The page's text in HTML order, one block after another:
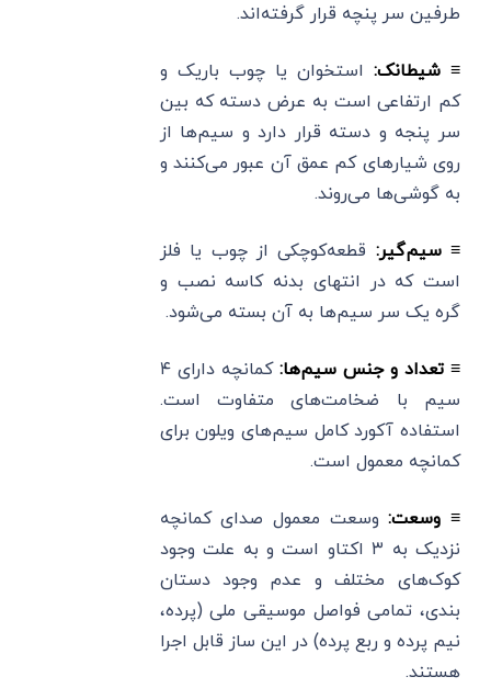
طرفین سر پنچه قرار گرفته‌اند.
≡ شیطانک: استخوان یا چوب باریک و
کم ارتفاعی است به عرض دسته که بین
سر پنجه و دسته قرار دارد و سیم‌ها از
روی شیارهای کم عمق آن عبور می‌کنند و
به گوشی‌ها می‌روند.
≡ سیم‌گیر: قطعه‌کوچکی از چوب یا فلز
است که در انتهای بدنه کاسه نصب و
گره یک سر سیم‌ها به آن بسته می‌شود.
≡ تعداد و جنس سیم‌ها:
کمانچه دارای ۴
سیم با ضخامت‌های متفاوت است.
استفاده آکورد کامل سیم‌های ویلون برای
کمانچه معمول است.
≡ وسعت:وسعت معمول صدای کمانچه
نزدیک به ۳ اکتاو است و به علت وجود
کوک‌های مختلف و عدم وجود دستان
بندی، تمامی فواصل موسیقی ملی (پرده،
نیم پرده و ربع پرده) در این ساز قابل اجرا
هستند.